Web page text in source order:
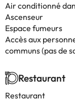
Air conditionné
Ascenseur
Espace fumeurs
Accès aux
communs (pas de
Restaurant
Restaurant